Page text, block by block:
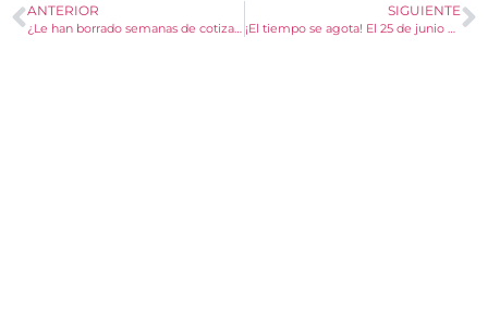
ANTERIOR
¿Le han borrado semanas de cotización?
SIGUIENTE
¡El tiempo se agota! El 25 de junio vence el plazo para actualizar su Reglamento Interno de Trabajo